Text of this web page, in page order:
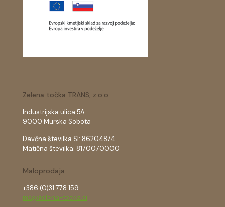
Zelena točka TRANS, z.o.o.
Industrijska ulica 5A
9000 Murska Sobota
Davčna številka SI: 86204874
Matična številka: 8170070000
Maloprodaja
+386 (0)31 778 159
ms@zelena-tocka.si